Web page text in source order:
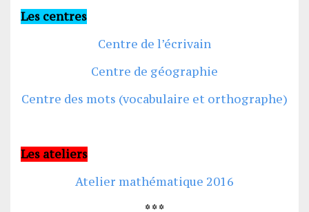
Les centres
Centre de l’écrivain
Centre de géographie
Centre des mots (vocabulaire et orthographe)
Les ateliers
Atelier mathématique 2016